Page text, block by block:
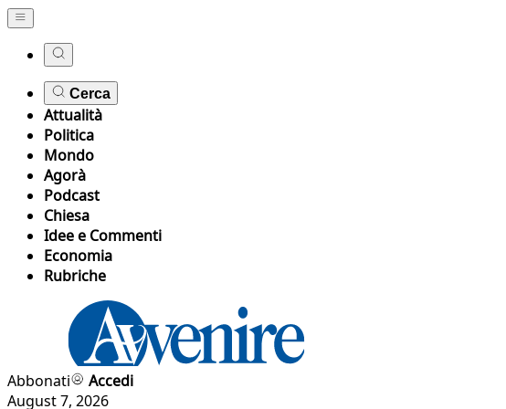
Cerca
Attualità
Politica
Mondo
Agorà
Podcast
Chiesa
Idee e Commenti
Economia
Rubriche
Abbonati
Accedi
August 7, 2026